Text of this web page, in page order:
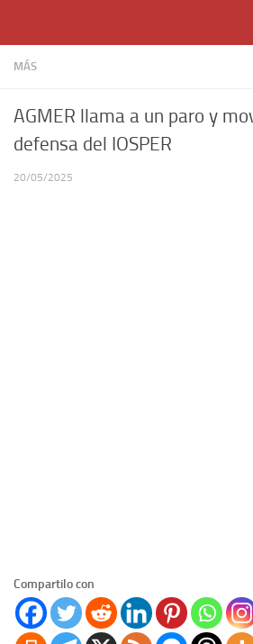
MÁS
AGMER llama a un paro y
defensa del IOSPER
20/05/2025
Compartilo con